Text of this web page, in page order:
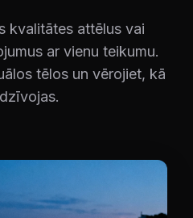
kvalitātes attēlus vai
ar vienu teikumu.
tēlos un vērojiet, kā